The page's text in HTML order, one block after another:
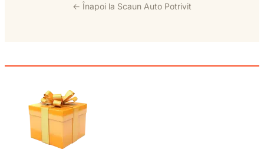
← Înapoi la Scaun Auto Potrivit